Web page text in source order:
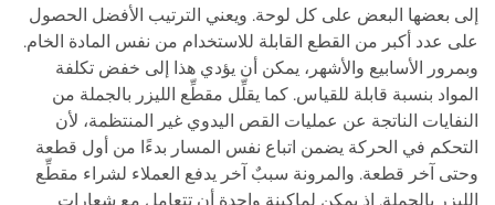
إلى بعضها البعض على كل لوحة. ويعني الترتيب الأفضل الحصول
على عدد أكبر من القطع القابلة للاستخدام من نفس المادة الخام.
وبمرور الأسابيع والأشهر، يمكن أن يؤدي هذا إلى خفض تكلفة
المواد بنسبة قابلة للقياس. كما يقلِّل مقطِّع الليزر بالجملة من
النفايات الناتجة عن عمليات القص اليدوي غير المنتظمة، لأن
التحكم في الحركة يضمن اتباع نفس المسار بدءًا من أول قطعة
وحتى آخر قطعة. والمرونة سببٌ آخر يدفع العملاء لشراء مقطِّع
الليزر بالجملة. إذ يمكن لماكينة واحدة أن تتعامل مع شعارات